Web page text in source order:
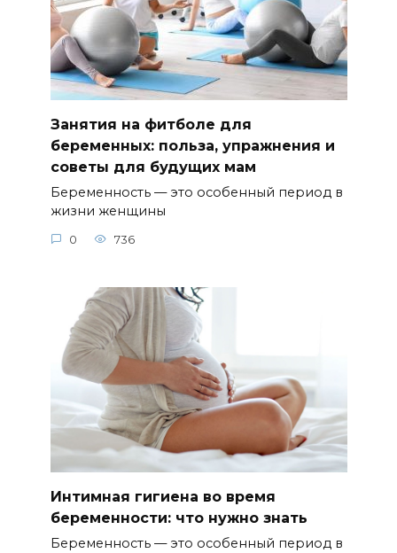
Занятия на фитболе для
беременных: польза, упражнения и
советы для будущих мам
Беременность — это особенный период в
жизни женщины
0 736
Интимная гигиена во время
беременности: что нужно знать
Беременность — это особенный период в